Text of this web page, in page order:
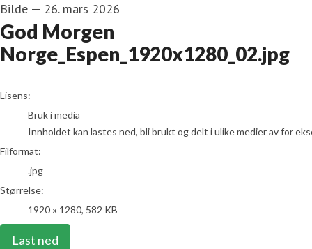
Bilde — 26. mars 2026
God Morgen
Norge_Espen_1920x1280_02.jpg
go to media item
Lisens:
Bruk i media
Innholdet kan lastes ned, bli brukt og delt i ulike medier av for
Filformat:
.jpg
Størrelse:
1920 x 1280, 582 KB
Last ned